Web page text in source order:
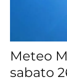
Meteo
sabato